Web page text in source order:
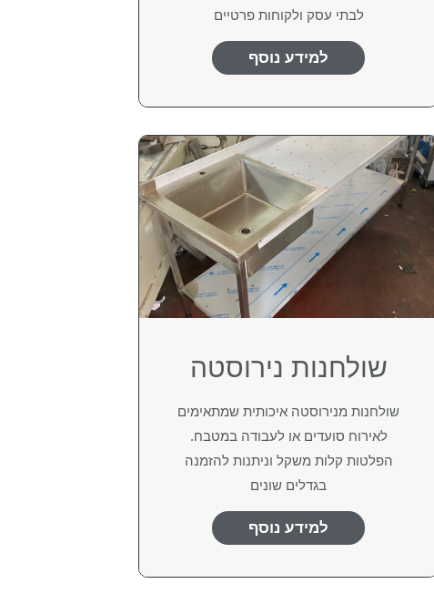
לבתי עסק ולקוחות פרטיים
למידע נוסף
שולחנות נירוסטה
שולחנות מנירוסטה איכותית שמתאימים
לאירוח סועדים או לעבודה במטבח.
הפלטות קלות משקל וניתנות להזמנה
בגדלים שונים
למידע נוסף